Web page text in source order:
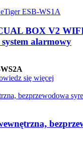
BOX V2
alarmowy
się więcej